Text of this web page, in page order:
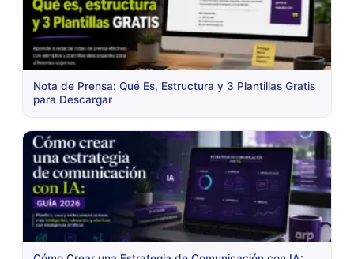
Nota de Prensa: Qué Es, Estructura y 3 Plantillas Gratis
para Descargar